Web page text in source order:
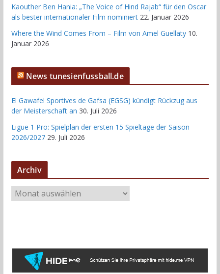
Kaouther Ben Hania: „The Voice of Hind Rajab“ für den Oscar
als bester internationaler Film nominiert 22. Januar 2026
Where the Wind Comes From – Film von Amel Guellaty 10.
Januar 2026
News tunesienfussball.de
El Gawafel Sportives de Gafsa (EGSG) kündigt Rückzug aus
der Meisterschaft an 30. Juli 2026
Ligue 1 Pro: Spielplan der ersten 15 Spieltage der Saison
2026/2027 29. Juli 2026
Archiv
r